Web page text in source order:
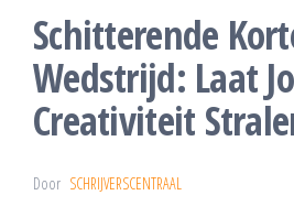
Schitterende
Wedstrijd: Laat
Creativiteit
Door SCHRIJVERSCENTRAAL